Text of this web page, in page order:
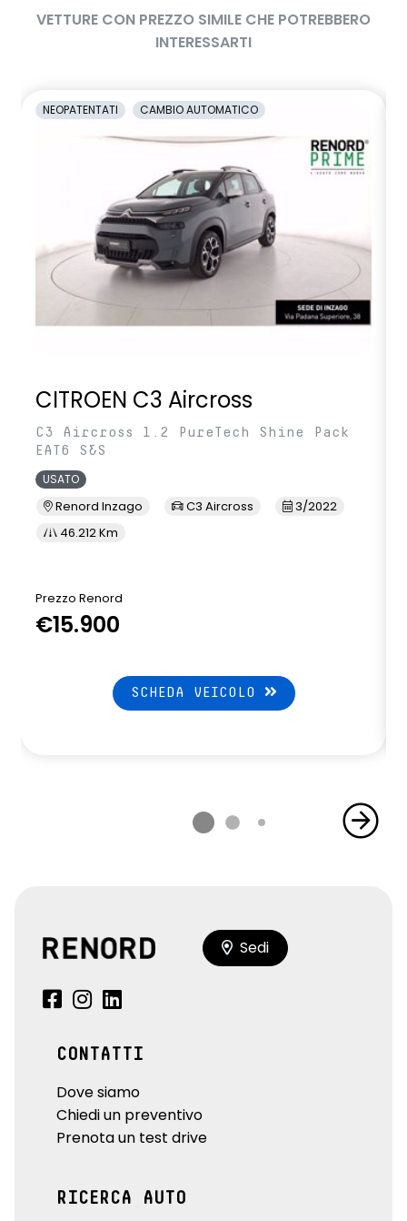
VETTURE CON PREZZO SIMILE CHE POTREBBERO
INTERESSARTI
NEOPATENTATI CAMBIO AUTOMATICO
CITROEN C3 Aircross
C3 Aircross 1.2 PureTech Shine Pack
EAT6 S&S
USATO
Renord Inzago C3 Aircross
3/2022
46.212 Km
Prezzo Renord
€15.900
SCHEDA VEICOLO
Sedi
CONTATTI
Dove siamo
Chiedi un preventivo
Prenota un test drive
RICERCA AUTO